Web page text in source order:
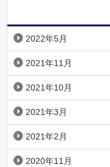
2022年5月
2021年11月
2021年10月
2021年3月
2021年2月
2020年11月